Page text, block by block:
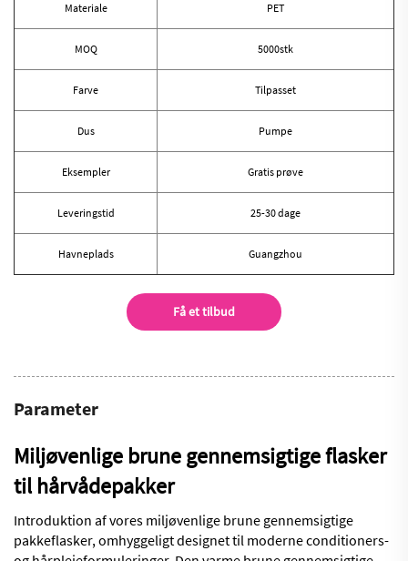
Materiale PET
MOQ 5000stk
Farve Tilpasset
Dus Pumpe
Eksempler Gratis prøve
Leveringstid 25-30 dage
Havneplads Guangzhou
Få et tilbud
Parameter
Miljøvenlige brune gennemsigtige flasker
til hårvådepakker
Introduktion af vores miljøvenlige brune gennemsigtige
pakkeflasker, omhyggeligt designet til moderne conditioners-